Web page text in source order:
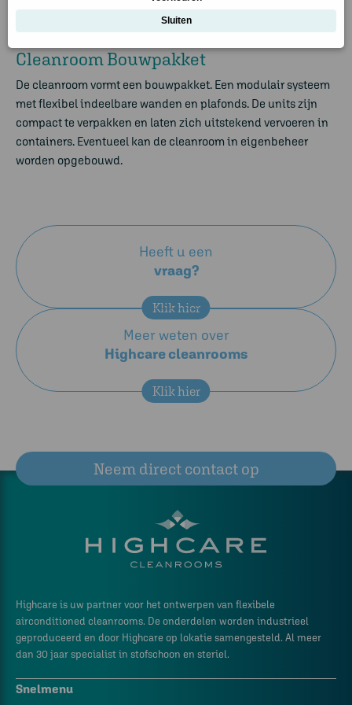
bereikbaar. Cleanroom Bouwpakket, flexibel in de ruimste
Cleanroom Bouwpakket
De cleanroom vormt een bouwpakket. Een modulair systeem
met flexibel indeelbare wanden en plafonds. De units zijn
compact te verpakken en laten zich uitstekend vervoeren in
containers. Eventueel kan de cleanroom in eigenbeheer
worden opgebouwd.
Heeft u een
vraag?
Klik hier
Meer weten over
Highcare cleanrooms
Klik hier
Highcare is uw partner voor het ontwerpen van flexibele
airconditioned cleanrooms. De onderdelen worden industrieel
geproduceerd en door Highcare op lokatie samengesteld. Al meer
dan 30 jaar specialist in stofschoon en steriel.
Snelmenu
Neem direct contact op